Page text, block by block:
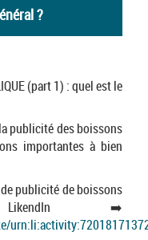
?
(part 1) : quel est le
publicité des boissons
importantes à bien
publicité de boissons
➡️